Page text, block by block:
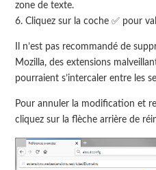
zone de texte.
Cliquez sur la coche ✅ pour
Il n’est pas recommandé de
Mozilla, des extensions
pourraient s’intercaler entre les
Pour annuler la modification et
cliquez sur la flèche arrière de